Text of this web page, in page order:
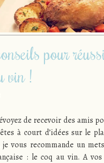
pour
vin !
de recevoir des amis
à court d’idées sur le
je vous recommande un
: le coq au vin. A